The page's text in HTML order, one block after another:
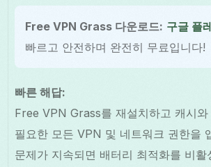
Free VPN Grass 다운로드: 구글 플
빠르고 안전하며 완전히 무료입니다!
빠른 해답:
Free VPN Grass를 재설치하고 캐시
필요한 모든 VPN 및 네트워크 권한을
문제가 지속되면 배터리 최적화를 비